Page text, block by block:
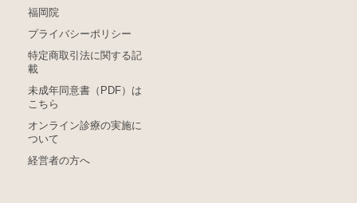
福岡院
プライバシーポリシー
特定商取引法に関する記
載
未成年同意書（PDF）は
こちら
オンライン診療の実施に
ついて
経営者の方へ